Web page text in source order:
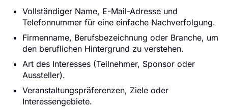
Vollständiger Name, E-Mail-Adresse und
Telefonnummer für eine einfache Nachverfolgung.
Firmenname, Berufsbezeichnung oder Branche, um
den beruflichen Hintergrund zu verstehen.
Art des Interesses (Teilnehmer, Sponsor oder
Aussteller).
Veranstaltungspräferenzen, Ziele oder
Interessengebiete.